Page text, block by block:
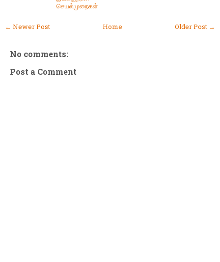
செயல்முறைகள்
← Newer Post Older Post →
Home
No comments:
Post a Comment